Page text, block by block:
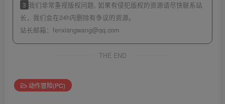
3 我们非常重视版权问题, 如果有侵犯版权的资源请尽快联系站
长，我们会在24h内删除有争议的资源。
站长邮箱： fenxiangwang@qq.com
THE END
动作冒险(PC)